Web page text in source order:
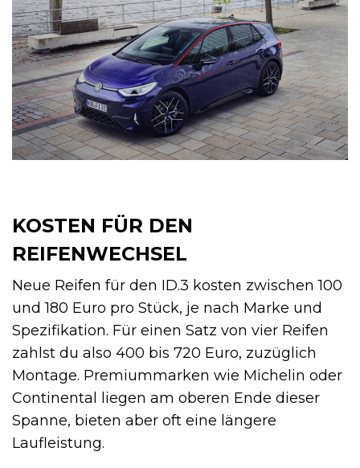
KOSTEN FÜR DEN
REIFENWECHSEL
Neue Reifen für den ID.3 kosten zwischen 100
und 180 Euro pro Stück, je nach Marke und
Spezifikation. Für einen Satz von vier Reifen
zahlst du also 400 bis 720 Euro, zuzüglich
Montage. Premiummarken wie Michelin oder
Continental liegen am oberen Ende dieser
Spanne, bieten aber oft eine längere
Laufleistung.